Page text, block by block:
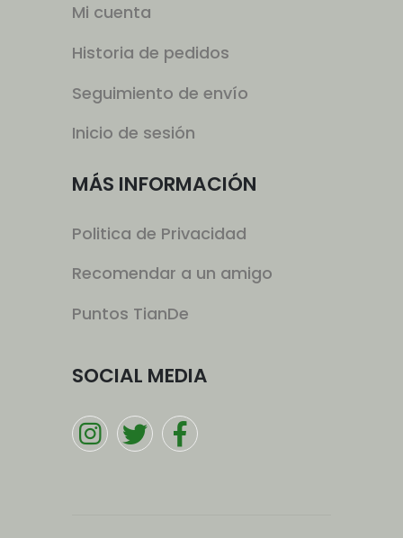
Mi cuenta
Historia de pedidos
Seguimiento de envío
Inicio de sesión
MÁS INFORMACIÓN
Politica de Privacidad
Recomendar a un amigo
Puntos TianDe
SOCIAL MEDIA